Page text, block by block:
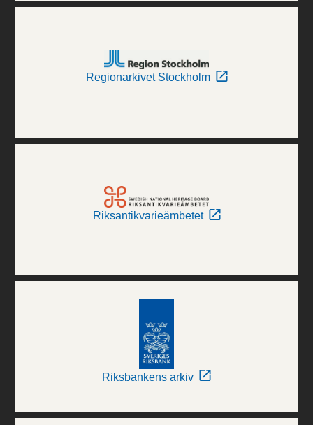
Regionarkivet Stockholm
Riksantikvarieämbetet
Riksbankens arkiv